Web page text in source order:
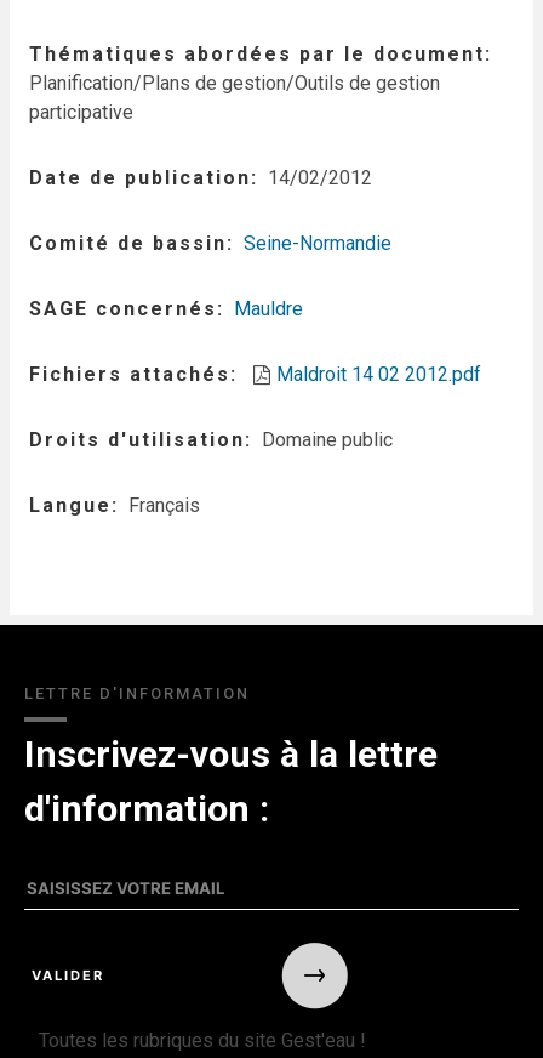
Thématiques abordées par le document
Planification/Plans de gestion/Outils de gestion
participative
Date de publication 14/02/2012
Comité de bassin Seine-Normandie
SAGE concernés Mauldre
Fichiers attachés Maldroit 14 02 2012.pdf
Droits d'utilisation Domaine public
Langue Français
LETTRE D'INFORMATION
Inscrivez-vous à la lettre
d'information :
Toutes les rubriques du site Gest'eau !